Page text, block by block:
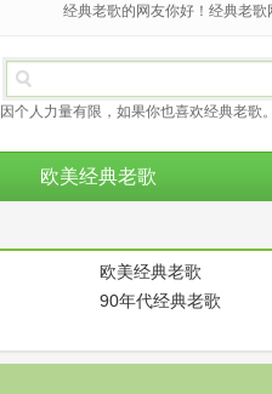
经典老歌的网友你好！经典老
因个人力量有限，如果你也喜欢经典老歌
欧美经典老歌
欧美经典老歌
90年代经典老歌